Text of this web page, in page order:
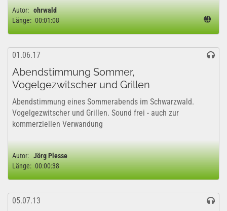
Autor: ohrwald
Länge: 00:01:08
01.06.17
Abendstimmung Sommer,
Vogelgezwitscher und Grillen
Abendstimmung eines Sommerabends im Schwarzwald.
Vogelgezwitscher und Grillen. Sound frei - auch zur
kommerziellen Verwandung
Autor: Jörg Plesse
Länge: 00:00:38
05.07.13